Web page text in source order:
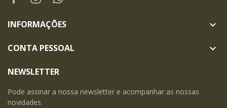
INFORMAÇÕES 
CONTA PESSOAL 
NEWSLETTER
Pode assinar a nossa newsletter e acompanhar as nossas
novidades.